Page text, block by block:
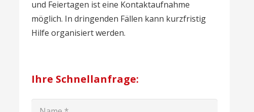
und Feiertagen ist eine Kontaktaufnahme
möglich. In dringenden Fällen kann kurzfristig
Hilfe organisiert werden.
Ihre Schnellanfrage: